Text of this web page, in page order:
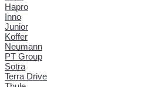
Hapro
Inno
Junior
Koffer
Neumann
PT Group
Sotra
Terra Drive